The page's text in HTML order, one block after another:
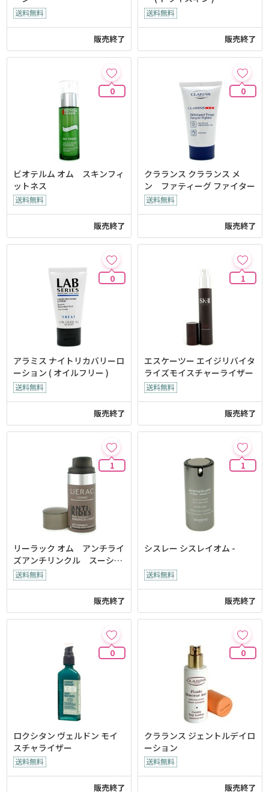
販売終了 販売終了
0
ビオテルム オム スキンフィ
ットネス
販売終了
0
クラランス クラランス メ
ン ファティーグ ファイター
販売終了
0
アラミス ナイトリカバリーロ
ーション ( オイルフリー )
販売終了
1
エスケーツー エイジリバイタ
ライズモイスチャーライザー
販売終了
1
リーラック オム アンチライ
ズアンチリンクル スーシン
グリペアモイスチャライザー
販売終了
1
シスレー シスレイオム -
販売終了
0
ロクシタン ヴェルドン モイ
スチャライザー
販売終了
0
クラランス ジェントルデイロ
ーション
販売終了